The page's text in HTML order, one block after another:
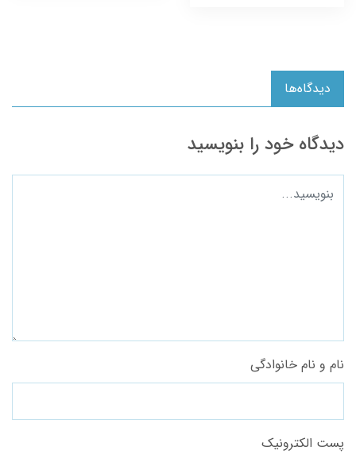
دیدگاه‌ها
دیدگاه خود را بنویسید
نام و نام خانوادگی
پست الکترونیک